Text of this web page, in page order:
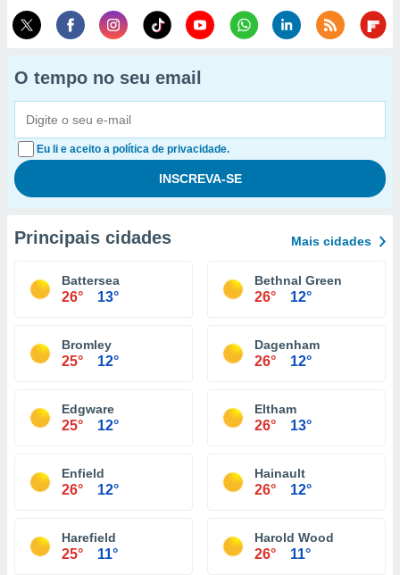
O tempo no seu email
Eu li e aceito a política de privacidade.
Principais cidades Mais cidades
Battersea
26° 13°
Bethnal Green
26° 12°
Bromley
25° 12°
Dagenham
26° 12°
Edgware
25° 12°
Eltham
26° 13°
Enfield
26° 12°
Hainault
26° 12°
Harefield
25° 11°
Harold Wood
26° 11°